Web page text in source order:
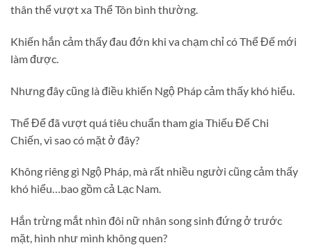
thân thể vượt xa Thể Tôn bình thường.
Khiến hắn cảm thấy đau đớn khi va chạm chỉ có Thể Đế mới
làm được.
Nhưng đây cũng là điều khiến Ngộ Pháp cảm thấy khó hiểu.
Thể Để đã vượt quá tiêu chuẩn tham gia Thiếu Đế Chi
Chiến, vì sao có mặt ở đây?
Không riêng gì Ngộ Pháp, mà rất nhiều người cũng cảm thấy
khó hiểu…bao gồm cả Lạc Nam.
Hắn trừng mắt nhìn đôi nữ nhân song sinh đứng ở trước
mặt, hình như mình không quen?